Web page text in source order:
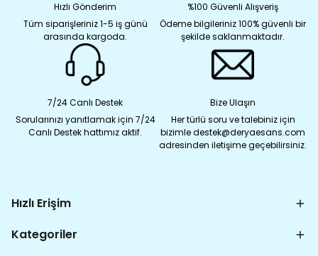
Hızlı Gönderim
Tüm siparişleriniz 1-5 iş günü
arasında kargoda.
%100 Güvenli Alışveriş
Ödeme bilgileriniz 100% güvenli bir
şekilde saklanmaktadır.
7/24 Canlı Destek
Sorularınızı yanıtlamak için 7/24
Canlı Destek hattımız aktif.
Bize Ulaşın
Her türlü soru ve talebiniz için
bizimle destek@deryaesans.com
adresinden iletişime geçebilirsiniz.
Hızlı Erişim
Kategoriler